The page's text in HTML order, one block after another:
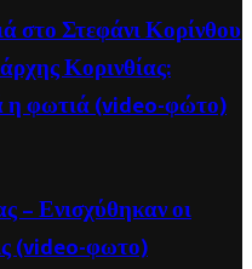
στο Στεφάνι Κορίνθου
Κορινθίας:
η φωτιά (video-φώτο)
– Ενισχύθηκαν οι
(video-φωτο)